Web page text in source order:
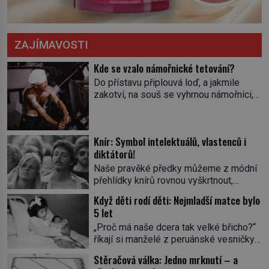
ZAJÍMAVOSTI
Kde se vzalo námořnické tetování?
Do přístavu připlouvá loď, a jakmile
zakotví, na souš se vyhrnou námořníci,
potetované paže. Námořnická kérka je
totiž něco jako uniforma. Tetování jako
takové má velmi hlubokou minulost.
Tetovaný je už pračlověk Ötzi, který
Knír: Symbol intelektuálů, vlastenců i
diktátorů!
Naše pravěké předky můžeme z módní
přehlídky knírů rovnou vyškrtnout,
jedním z nejstarších knírů musíme až do
starověkého Egypta. Najdeme ho na
soše egyptského prince Rahotepa, jenž
žil ve 26. století před naším
letopočtem! Není to ale něco obvyklého,
proto právě obyvatelé ze stínu pyramid
Když děti rodí děti: Nejmladší matce bylo
5 let
„Proč má naše dcera tak velké břicho?“
říkají si manželé z peruánské vesničky
nemocnice. Nemá ale v břiše nádor, jak
Stěračová válka: Jedno mrknutí – a